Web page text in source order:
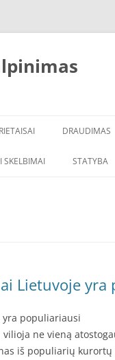
DRAUDIMAS
SKELBIMAI STATYBA
Lietuvoje yra
yra populiariausi
ne vieną
iš populiarių kurortų